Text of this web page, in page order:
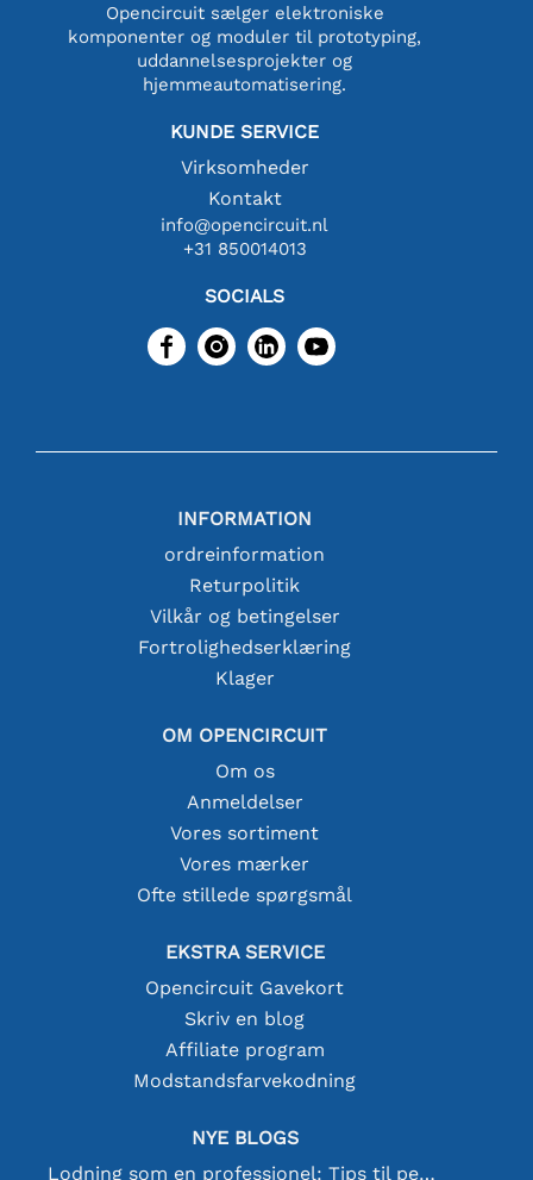
Opencircuit sælger elektroniske
komponenter og moduler til prototyping,
uddannelsesprojekter og
hjemmeautomatisering.
KUNDE SERVICE
Virksomheder
Kontakt
info@opencircuit.nl
+31 850014013
SOCIALS
INFORMATION
ordreinformation
Returpolitik
Vilkår og betingelser
Fortrolighedserklæring
Klager
OM OPENCIRCUIT
Om os
Anmeldelser
Vores sortiment
Vores mærker
Ofte stillede spørgsmål
EKSTRA SERVICE
Opencircuit Gavekort
Skriv en blog
Affiliate program
Modstandsfarvekodning
NYE BLOGS
Lodning som en professionel: Tips til perfekte elektroniske forbindelser